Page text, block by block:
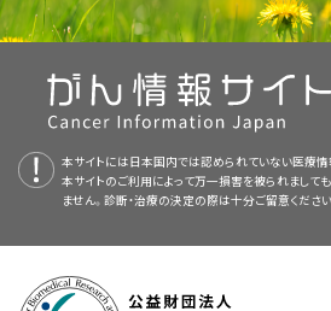
はがん治療の直後に起こることもあれば、治
場合もあります。ほとんどの場合、数カ月ま
します。
本サイトには日本国内では認められていない医療情
本サイトのご利用によって万一損害を被られまして
ません。診断・治療の決定の際は十分ご留意くださ